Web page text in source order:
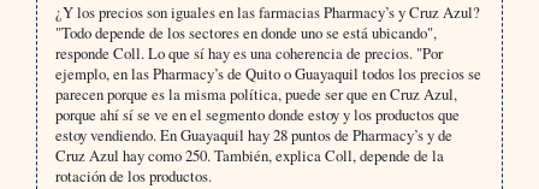
¿Y los precios son iguales en las farmacias Pharmacy’s y Cruz Azul?
"Todo depende de los sectores en donde uno se está ubicando",
responde Coll. Lo que sí hay es una coherencia de precios. "Por
ejemplo, en las Pharmacy’s de Quito o Guayaquil todos los precios se
parecen porque es la misma política, puede ser que en Cruz Azul,
porque ahí sí se ve en el segmento donde estoy y los productos que
estoy vendiendo. En Guayaquil hay 28 puntos de Pharmacy’s y de
Cruz Azul hay como 250. También, explica Coll, depende de la
rotación de los productos.